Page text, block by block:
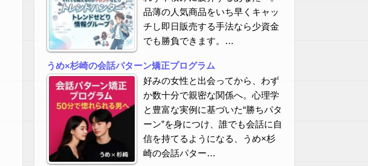
品薄の人気商品をいち早くキャッ
チし即日販売する手法なら少資金
でも勝負できます。…
うめ×杉崎の会話パターン矯正プログラム
好みの女性と出会ってから、わず
か数十分で親密な関係へ。心理学
と豊富な実例に基づいた“勝ちパタ
ーン”を身につけ、誰でも会話に自
信を持てるようになる、うめ×杉
崎の会話パター…